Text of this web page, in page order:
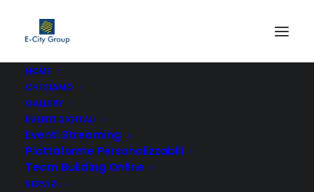
HOME
CHI SIAMO
GALLERY
EVENTI DIGITALI
Eventi Streaming
Piattaforme Personalizzabili
Team Building Online
SERVIZI
Non è stato trovato nulla.